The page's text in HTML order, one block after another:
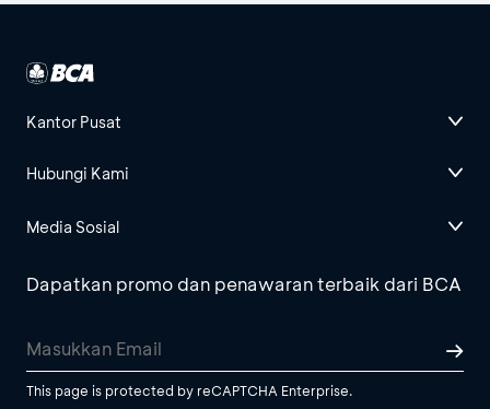
Kantor Pusat
Hubungi Kami
Media Sosial
Dapatkan promo dan penawaran terbaik dari BCA
This page is protected by reCAPTCHA Enterprise.